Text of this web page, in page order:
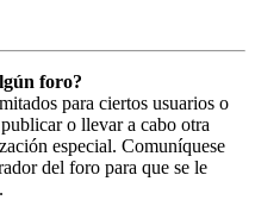
foro?
para ciertos usuarios o
o llevar a cabo otra
especial. Comuníquese
del foro para que se le